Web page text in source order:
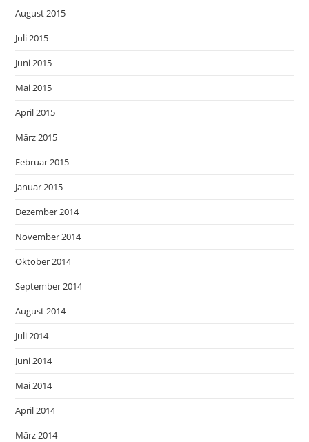
August 2015
Juli 2015
Juni 2015
Mai 2015
April 2015
März 2015
Februar 2015
Januar 2015
Dezember 2014
November 2014
Oktober 2014
September 2014
August 2014
Juli 2014
Juni 2014
Mai 2014
April 2014
März 2014